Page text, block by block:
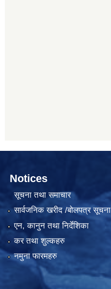
Notices
सूचना तथा समाचार
सार्वजनिक खरीद /बोलपत्र सूचना
एन, कानुन तथा निर्देशिका
कर तथा शुल्कहरु
नमुना फारमहरु